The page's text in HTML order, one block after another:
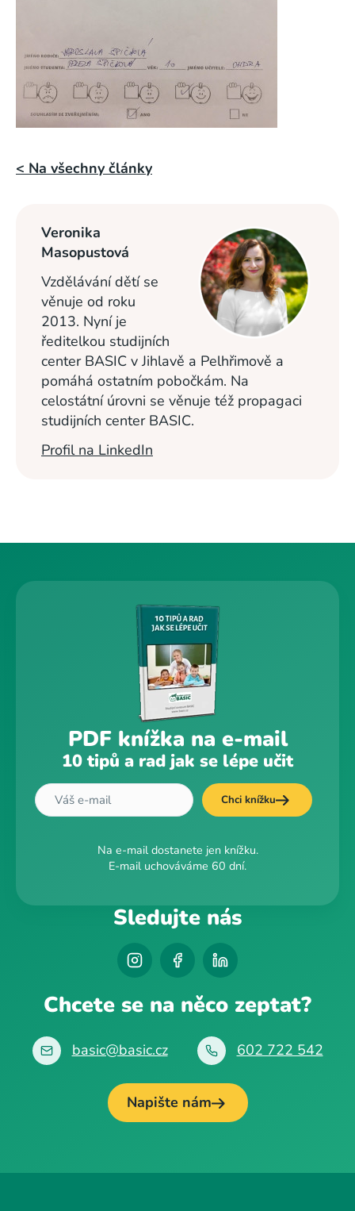
< Na všechny články
Veronika
Masopustová
Vzdělávání dětí se
věnuje od roku
2013. Nyní je
ředitelkou studijních
center BASIC v Jihlavě a Pelhřimově a
pomáhá ostatním pobočkám. Na
celostátní úrovni se věnuje též propagaci
studijních center BASIC.
Profil na LinkedIn
PDF knížka na e-mail
10 tipů a rad jak se lépe učit
Chci knížku
Na e-mail dostanete jen knížku.
E-mail uchováváme 60 dní.
Sledujte nás
Chcete se na něco zeptat?
basic@basic.cz 602 722 542
Napište nám